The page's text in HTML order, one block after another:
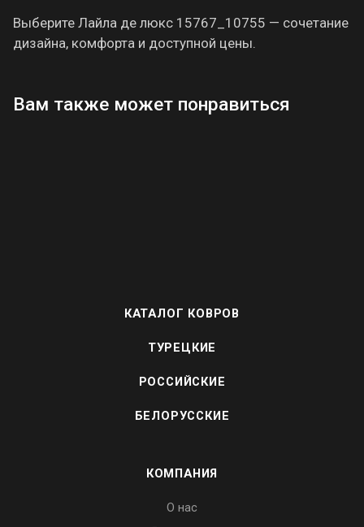
Выберите Лайла де люкс 15767_10755 — сочетание
дизайна, комфорта и доступной цены.
Вам также может понравиться
КАТАЛОГ КОВРОВ
ТУРЕЦКИЕ
РОССИЙСКИЕ
БЕЛОРУССКИЕ
КОМПАНИЯ
О нас